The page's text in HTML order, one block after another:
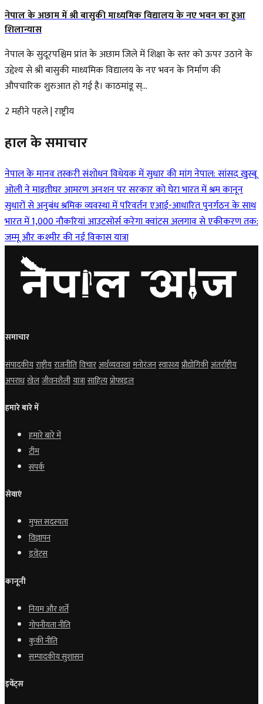
नेपाल के अछाम में श्री बासुकी माध्यमिक विद्यालय के नए भवन का हुआ
शिलान्यास
नेपाल के सुदूरपश्चिम प्रांत के अछाम जिले में शिक्षा के स्तर को ऊपर उठाने के
उद्देश्य से श्री बासुकी माध्यमिक विद्यालय के नए भवन के निर्माण की
औपचारिक शुरुआत हो गई है। काठमांडू स्...
2 महीने पहले|राष्ट्रीय
हाल के समाचार
नेपाल के मानव तस्करी संशोधन विधेयक में सुधार की मांगनेपाल: सांसद खुस्बू
ओली ने माइतीघर आमरण अनशन पर सरकार को घेराभारत में श्रम कानून
सुधारों से अनुबंध श्रमिक व्यवस्था में परिवर्तनएआई-आधारित पुनर्गठन के साथ
भारत में 1,000 नौकरियां आउटसोर्स करेगा क्वांटसअलगाव से एकीकरण तक:
जम्मू और कश्मीर की नई विकास यात्रा
समाचार
संपादकीयराष्ट्रीयराजनीतिविचारअर्थव्यवस्थामनोरंजनस्वास्थ्यप्रौद्योगिकीअंतर्राष्ट्रीय
अपराधखेलजीवनशैलीयात्रासाहित्यप्रोफाइल
हमारे बारे में
हमारे बारे में
टीम
संपर्क
सेवाएं
मुफ्त सदस्यता
विज्ञापन
इवेंट्स
कानूनी
नियम और शर्तें
गोपनीयता नीति
कुकी नीति
सम्पादकीय सुशासन
इवेंट्स